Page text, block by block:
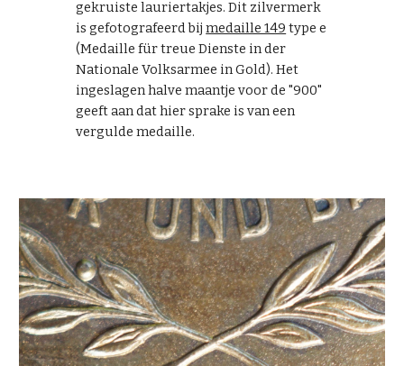
gekruiste lauriertakjes. Dit zilvermerk
is gefotografeerd bijmedaille 149 type e
(Medaille für treue Dienste in der
Nationale Volksarmee in Gold). Het
ingeslagen halve maantje voor de "900"
geeft aan dat hier sprake is van een
vergulde medaille.